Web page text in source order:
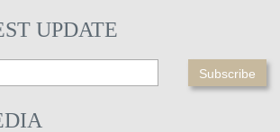
UPDATE